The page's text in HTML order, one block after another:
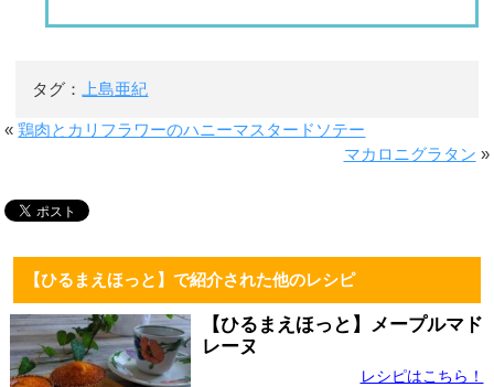
タグ： 上島亜紀
«鶏肉とカリフラワーのハニーマスタードソテー
マカロニグラタン »
【ひるまえほっと】で紹介された他のレシピ
【ひるまえほっと】メープルマド
レーヌ
レシピはこちら！